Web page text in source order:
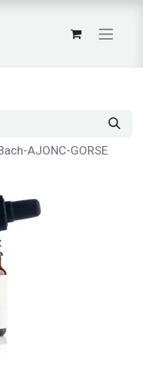
AJONC-GORSE